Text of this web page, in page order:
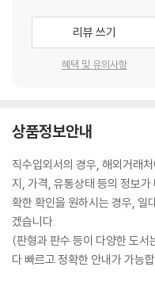
리뷰 쓰기
혜택 및 유의사항
상품정보안내
직수입외서의 경우, 해외거래
지, 가격, 유통상태 등의 정보
확한 확인을 원하시는 경우, 일
겠습니다.
(판형과 판수 등이 다양한 도
다 빠르고 정확한 안내가 가능